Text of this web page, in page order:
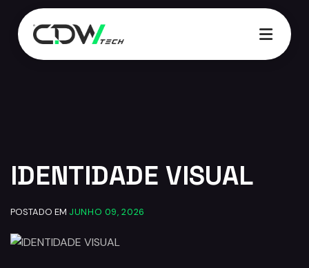
IDENTIDADE VISUAL
POSTADO EM JUNHO 09, 2026